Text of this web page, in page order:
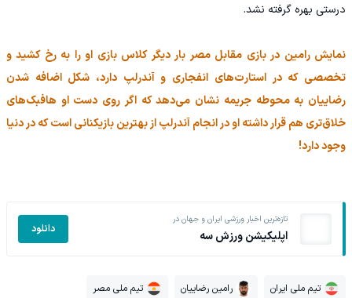
درستی بهره گرفته نشد.
نمایش رامین در بازی مقابل مصر بار دیگر کلاس بازی او را به رخ کشید و
تخصصی که در استارت‌های انفجاری و آندرلپ دارد، شکل اضافه شدن
رضاییان به محوطه جریمه نشان می‌دهد که اگر روی دست او هافبک‌های
خلاق‌تری هم قرار داشته او در انجام آندرلپ از بهترین بازیکنانی است که در دنیا
وجود دارد!
تازه‌ترین اخبار ورزشی ایران و جهان در
اپلیکیشن ورزش سه دانلود
تیم ملی ایران رامین رضاییان تیم ملی مصر